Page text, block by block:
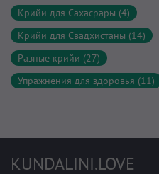
Крийи для Сахасрары (4)
Крийи для Свадхистаны (14)
Разные крийи (27)
Упражнения для здоровья (11)
KUNDALINI.LOVE